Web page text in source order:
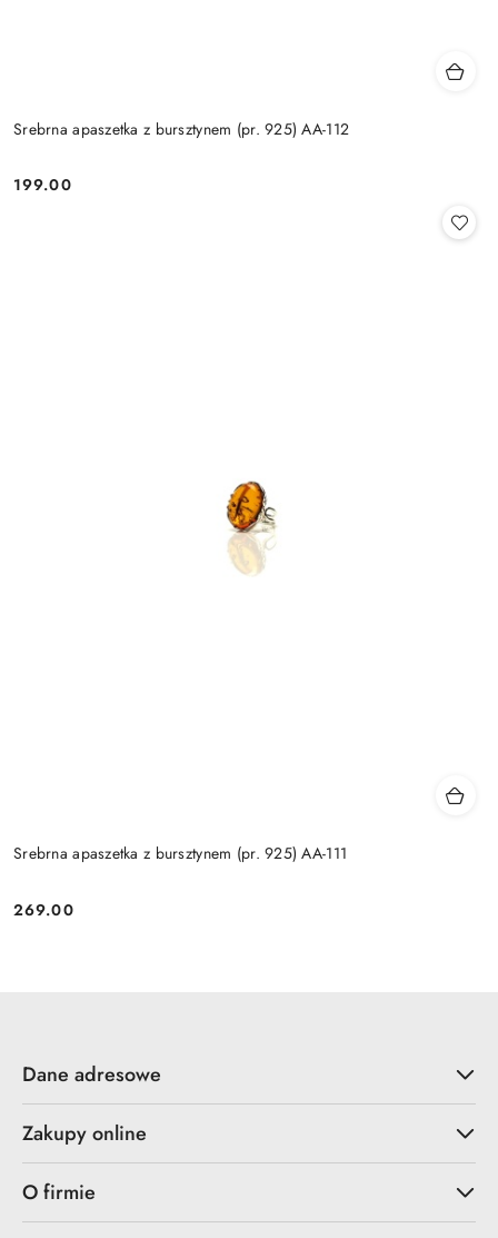
Srebrna apaszetka z bursztynem (pr. 925) AA-112
Cena:
199.00
Srebrna apaszetka z bursztynem (pr. 925) AA-111
Cena:
269.00
Dane adresowe
Zakupy online
O firmie